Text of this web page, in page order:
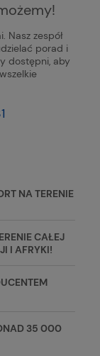
Nasz zespół
porad i
dostępni, aby
NA TERENIE
CAŁEJ
I AFRYKI!
35 000